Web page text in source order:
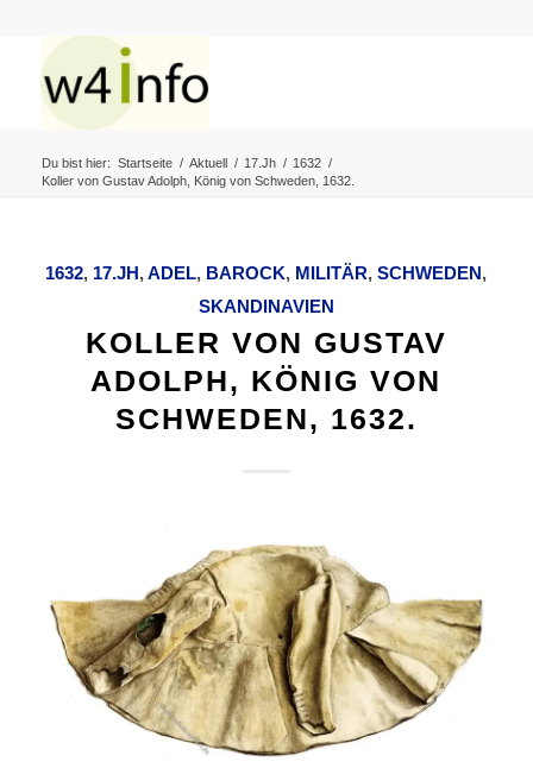
Du bist hier: Startseite / Aktuell / 17.Jh / 1632 /
Koller von Gustav Adolph, König von Schweden, 1632.
1632, 17.JH,ADEL, BAROCK, MILITÄR,SCHWEDEN,
SKANDINAVIEN
KOLLER VON GUSTAV
ADOLPH, KÖNIG VON
SCHWEDEN, 1632.